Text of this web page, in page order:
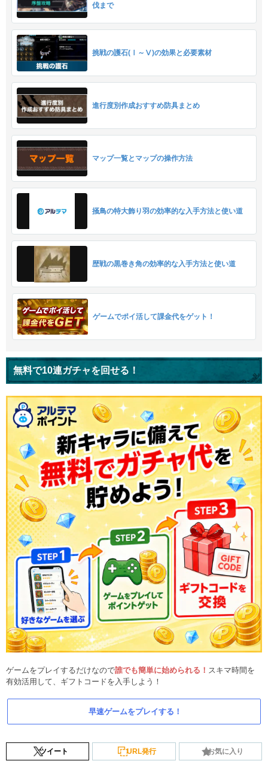
伐まで
挑戦の護石(Ⅰ～Ⅴ)の効果と必要素材
進行度別作成おすすめ防具まとめ
マップ一覧とマップの操作方法
掻鳥の特大飾り羽の効率的な入手方法と使い道
歴戦の黒巻き角の効率的な入手方法と使い道
ゲームでポイ活して課金代をゲット！
無料で10連ガチャを回せる！
ゲームをプレイするだけなので誰でも簡単に始められる！ スキマ時間を
有効活用して、ギフトコードを入手しよう！
早速ゲームをプレイする！
ツイート URL発行 お気に入り